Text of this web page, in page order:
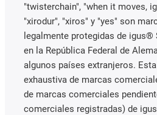
"twisterchain", "when it moves,
"xirodur", "xiros" y "yes" son
legalmente protegidas de igus®
en la República Federal de
algunos países extranjeros.
exhaustiva de marcas
de marcas comerciales
comerciales registradas) de